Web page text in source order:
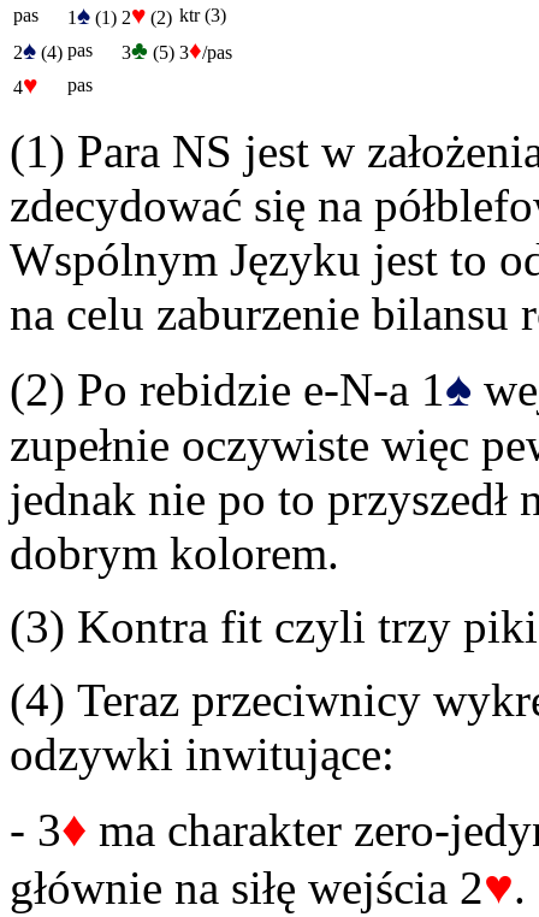
pas 1♠ (1) 2♥ (2) ktr (3)
2♠ (4) pas 3♣ (5) 3♦/pas
4♥ pas
(1) Para NS jest w
zdecydować się na
Wspólnym Języku jest to
na celu zaburzenie bilansu
(2) Po rebidzie e-N-a 1♠
zupełnie oczywiste więc
jednak nie po to przyszedł
dobrym kolorem.
(3) Kontra fit czyli trzy
(4) Teraz przeciwnicy
odzywki inwitujące:
- 3♦ ma charakter zero-
głównie na siłę wejścia 2♥.